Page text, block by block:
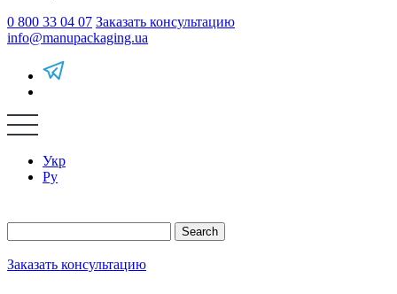
0 800 33 04 07 Заказать консультацию
info@manupackaging.ua
Укр
Ру
Search
Заказать консультацию